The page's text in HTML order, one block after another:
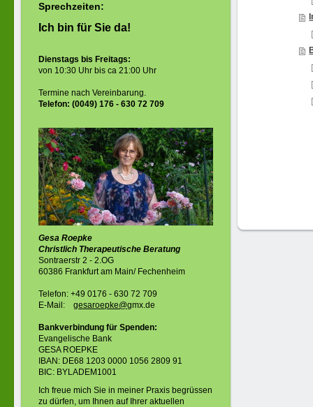
Sprechzeiten:
Ich bin für Sie da!
Dienstags bis Freitags:
von 10:30 Uhr bis ca 21:00 Uhr
Termine nach Vereinbarung.
Telefon: (0049) 176 - 630 72 709
Gesa Roepke
Christlich Therapeutische Beratung
Sontraerstr 2 - 2.OG
60386 Frankfurt am Main/ Fechenheim
Telefon: +49 0176 - 630 72 709
E-Mail: gesaroepke@gmx.de
Bankverbindung für Spenden:
Evangelische Bank
GESA ROEPKE
IBAN: DE68 1203 0000 1056 2809 91
BIC: BYLADEM1001
Ich freue mich Sie in meiner Praxis begrüssen
zu dürfen, um Ihnen auf Ihrer aktuellen